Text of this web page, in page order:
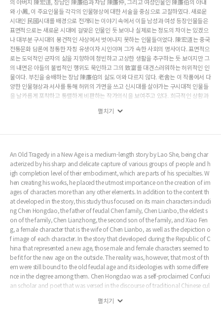
의 아버지 陳宏道, 장남인 陳廉伯과 차남 陳廉仲, 그리고 여성인물인 陳廉伯의 아내
와 小鳳, 이 주요인물들 각각의 인물형상에 대한 서술을 중심으로 고찰하였다. 새로운
시대인 民國시대를 배경으로 전개되는 이야기 속에서 이들 남성과 여성 등장인물들은
표면적으로는 새로운 시대에 걸맞은 인물인 듯 보이나 실제로는 정도의 차이는 있겠으
나 대부분 구시대의 봉건적인 사상에서 벗어나지 못하는 인물들이었다. 陳宏道는 중국
전통문화 담론에 정통한 자칭 유생이자 시인이며 그가 속한 사회의 명사이다. 표면적으
로는 도덕적인 군자의 삶을 지향하여 청빈하고 고상한 생활을 추구하는 듯 보이지만 그
의 내면은 아들의 불법적인 행위도 묵인하고 그의 致富를 대견스러워하는 허위적인 인
물이다. 부친을 숭배하는 장남 陳廉伯의 삶도 이와 다르지 않다. 老舍는 이 작품에서 다
양한 인물형상과 서사를 통해 허위의 가면을 쓰고 신시대를 살아가는 구시대적 인물들
을 날카롭게 포착하고 통렬하게 비판하는 작가의식을 보여주고 있다. 희극적인 상황과
안겨주는 예기치 않은 결말의 비극성은, 작품의 주제와 작가의식을 더욱 강렬하게 드러
펼치기
An Old Tragedy in a New Age is a medium-length story by Lao She, being char
acterized by his sharp and delicate capture of various groups of people and h
igh completion level of their embodiment, which are parts of his specialties. W
hen creating his works, he placed the utmost importance on the creation of im
ages of characters more than any other elements. In addition to the content th
at developed in the story, this study thus focused on its main characters includi
ng Chen Hongdao, the father of feudal Chen family, Chen Lianbo, the eldest s
on of the family, Chen Lianzhong, the second son of the family, and Xiao Fen
g, a female character that is the wife of Chen Lianbo, as well as the depiction o
f image of each character. In the story that developed during the Republic of C
hina that represented a new age, those male and female characters seemed to
be fit for the new age on the outside. The reality was, however, that most of th
em were still bound to the old feudal age and its ideologies with some differe
nce in the degree among them. Chen Hongdao was a self-proclaimed Confuci
an scholar and poet that was versed in the discourse of traditional Chinese cul
honest noble life oriented toward the life of moral man of virtue on the surfac
펼치기